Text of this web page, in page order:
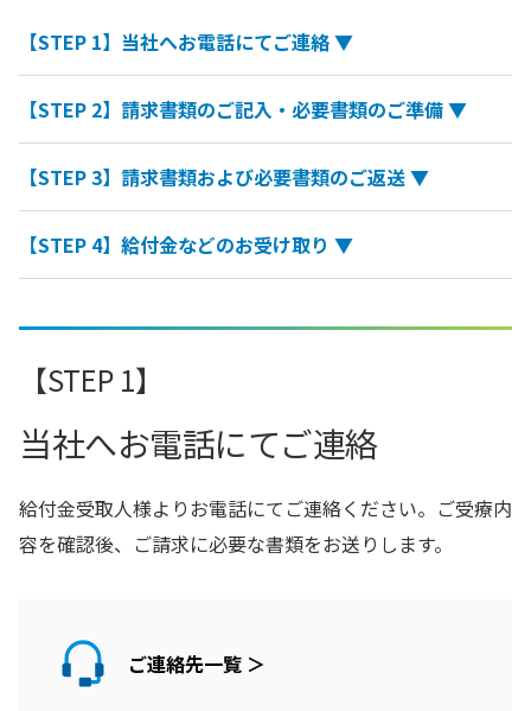
【STEP 1】当社へお電話にてご連絡 ▼
【STEP 2】請求書類のご記入・必要書類のご準備 ▼
【STEP 3】請求書類および必要書類のご返送 ▼
【STEP 4】給付金などのお受け取り ▼
【STEP 1】
当社へお電話にてご連絡
給付金受取人様よりお電話にてご連絡ください。ご受療内
容を確認後、ご請求に必要な書類をお送りします。
ご連絡先一覧 ＞